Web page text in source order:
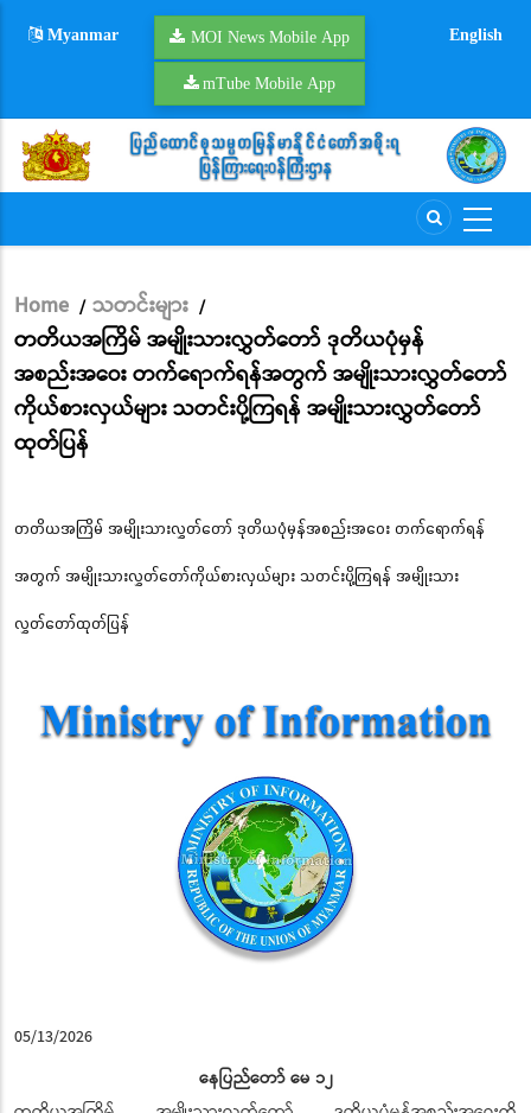
Myanmar MOI News Mobile App
mTube Mobile App
English
Breadcrumb
Home / သတင်းများ /
တတိယအကြိမ် အမျိုးသားလွှတ်တော် ဒုတိယပုံမှန်
အစည်းအဝေး တက်ရောက်ရန်အတွက် အမျိုးသားလွှတ်တော်
ကိုယ်စားလှယ်များ သတင်းပို့ကြရန် အမျိုးသားလွှတ်တော်
ထုတ်ပြန်
တတိယအကြိမ် အမျိုးသားလွှတ်တော် ဒုတိယပုံမှန်အစည်းအဝေး တက်ရောက်ရန်
အတွက် အမျိုးသားလွှတ်တော်ကိုယ်စားလှယ်များ သတင်းပို့ကြရန် အမျိုးသား
လွှတ်တော်ထုတ်ပြန်
05/13/2026
နေပြည်တော် မေ ၁၂